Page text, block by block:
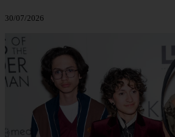
30/07/2026